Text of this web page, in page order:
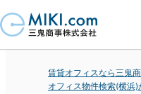
賃貸オフィスなら三鬼
オフィス物件検索(横浜)